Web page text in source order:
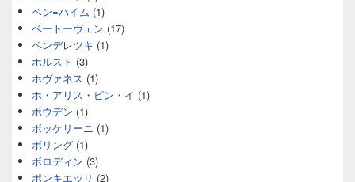
ベン=ハイム (1)
ベートーヴェン (17)
ペンデレツキ (1)
ホルスト (3)
ホヴァネス (1)
ホ・アリス・ピン・イ (1)
ボウデン (1)
ボッケリーニ (1)
ボリング (1)
ボロディン (3)
ポンキエッリ (2)